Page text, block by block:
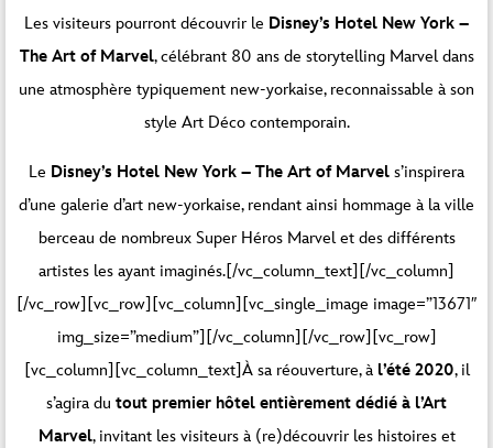
Les visiteurs pourront découvrir le Disney’s Hotel New York –
The Art of Marvel, célébrant 80 ans de storytelling Marvel dans
une atmosphère typiquement new-yorkaise, reconnaissable à son
style Art Déco contemporain.
Le Disney’s Hotel New York – The Art of Marvel s’inspirera
d’une galerie d’art new-yorkaise, rendant ainsi hommage à la ville
berceau de nombreux Super Héros Marvel et des différents
artistes les ayant imaginés.[/vc_column_text][/vc_column]
[/vc_row][vc_row][vc_column][vc_single_image image=”13671″
img_size=”medium”][/vc_column][/vc_row][vc_row]
[vc_column][vc_column_text]À sa réouverture, à l’été 2020, il
s’agira du tout premier hôtel entièrement dédié à l’Art
Marvel, invitant les visiteurs à (re)découvrir les histoires et